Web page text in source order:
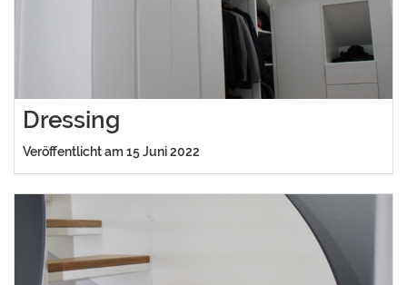
Dressing
Veröffentlicht am 15 Juni 2022